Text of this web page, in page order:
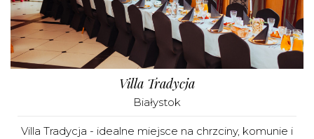
Villa Tradycja
Białystok
Villa Tradycja - idealne miejsce na chrzciny, komunie i